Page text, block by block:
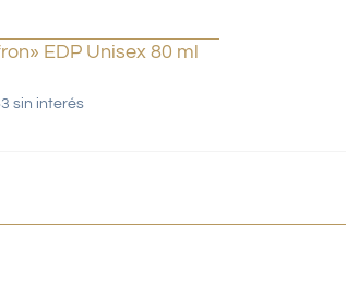
EDP Unisex 80 ml
sin interés